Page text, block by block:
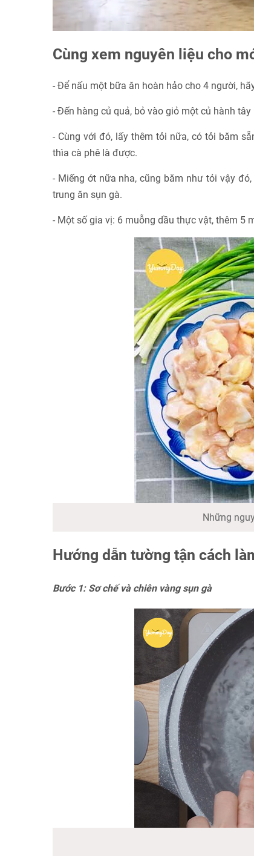
Cùng xem nguyên liệu cho
- Để nấu một bữa ăn hoàn hảo cho 4 người,
- Đến hàng củ quả, bỏ vào giỏ một củ hành
- Cùng với đó, lấy thêm tỏi nữa, có tỏi băm
thìa cà phê là được.
- Miếng ớt nữa nha, cũng băm như tỏi vậy
trung ăn sụn gà.
- Một số gia vị: 6 muỗng dầu thực vật, thêm 5
Những
Hướng dẫn tường tận cách
Bước 1: Sơ chế và chiên vàng sụn gà